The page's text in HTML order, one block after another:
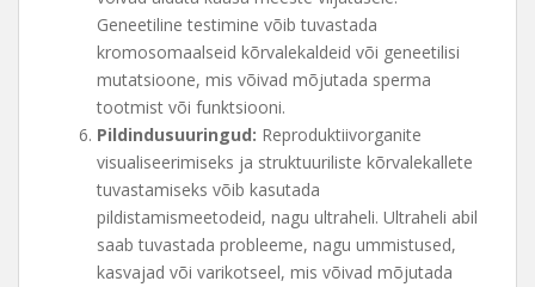
Geneetiline testimine võib tuvastada
kromosomaalseid kõrvalekaldeid või geneetilisi
mutatsioone, mis võivad mõjutada sperma
tootmist või funktsiooni.
Pildindusuuringud: Reproduktiivorganite
visualiseerimiseks ja struktuuriliste kõrvalekallete
tuvastamiseks võib kasutada
pildistamismeetodeid, nagu ultraheli. Ultraheli abil
saab tuvastada probleeme, nagu ummistused,
kasvajad või varikotseel, mis võivad mõjutada